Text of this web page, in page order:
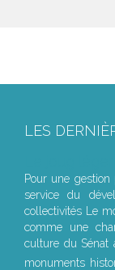
LES
Pour une
service du
collectivités Le
comme une
culture du Sénat
monuments